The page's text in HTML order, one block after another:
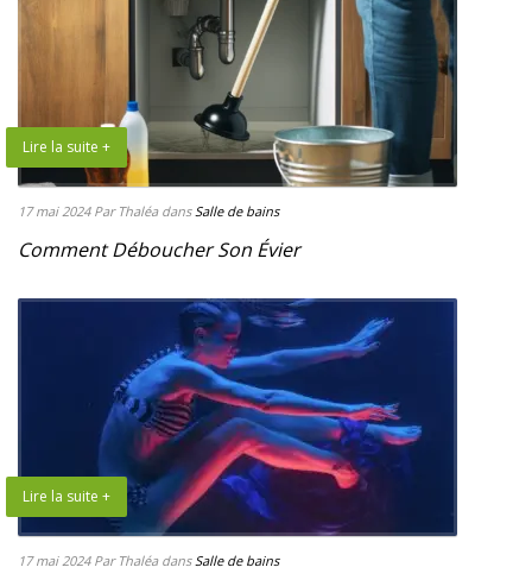
Lire la suite +
17 mai 2024 Par Thaléa dansSalle de bains
Comment Déboucher Son Évier
Lire la suite +
17 mai 2024 Par Thaléa dansSalle de bains